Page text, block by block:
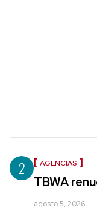
2 AGENCIAS
TBWA
agosto 5, 2026